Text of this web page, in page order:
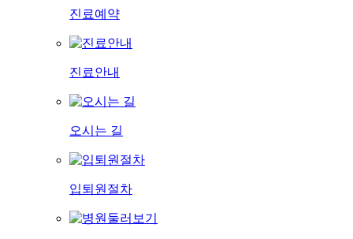
진료예약
진료안내
오시는 길
입퇴원절차